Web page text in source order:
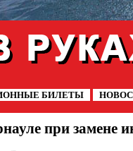
БИЛЕТЫ
при замене